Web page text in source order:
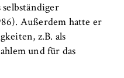
Außerdem hatte er
z.B. als
und für das